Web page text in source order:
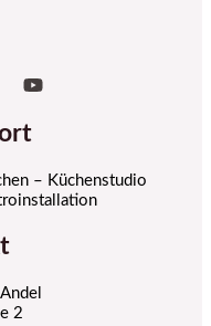
– Küchenstudio
2